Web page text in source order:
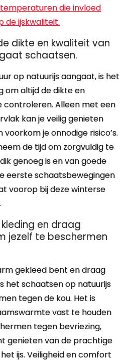
die invloed
de ijskwaliteit.
dikte en kwaliteit van
schaatsen.
op natuurijs aangaat, is het
om altijd de dikte en
controleren. Alleen met een
kan je veilig genieten
je onnodige risico’s.
de tijd om zorgvuldig te
genoeg is en van goede
eerste schaatsbewegingen
voorop bij deze winterse
en draag
jezelf te beschermen
gekleed bent en draag
het schaatsen op natuurijs
tegen de kou. Het is
vast te houden
tegen bevriezing,
genieten van de prachtige
ijs. Veiligheid en comfort